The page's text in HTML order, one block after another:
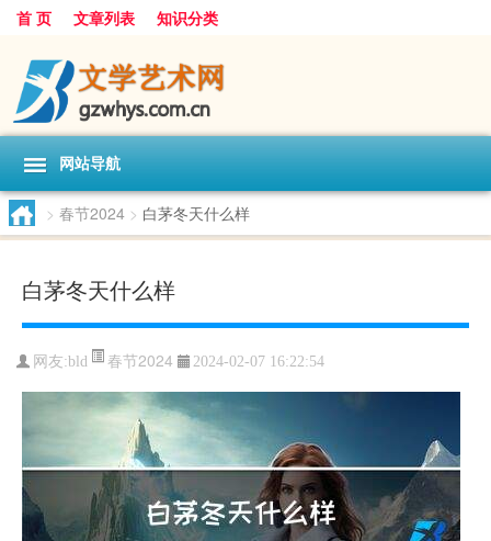
首 页 文章列表 知识分类
网站导航
> 春节2024 > 白茅冬天什么样
白茅冬天什么样
网友:bld 春节2024 2024-02-07 16:22:54